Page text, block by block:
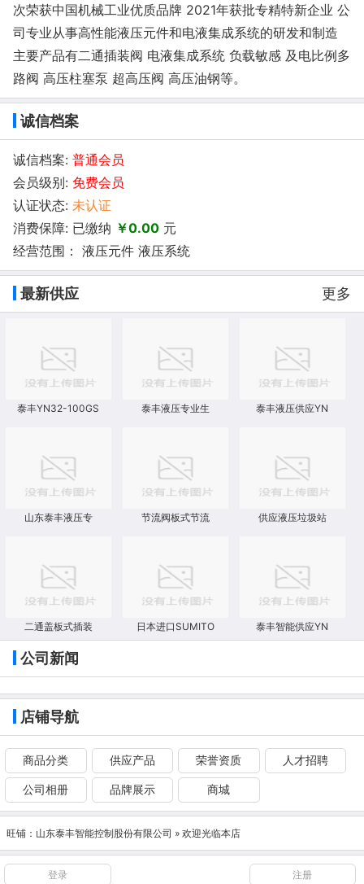
次荣获中国机械工业优质品牌 2021年获批专精特新企业 公
司专业从事高性能液压元件和电液集成系统的研发和制造
主要产品有二通插装阀 电液集成系统 负载敏感 及电比例多
路阀 高压柱塞泵 超高压阀 高压油钢等。
诚信档案
诚信档案: 普通会员
会员级别: 免费会员
认证状态: 未认证
消费保障: 已缴纳 ￥0.00 元
经营范围： 液压元件 液压系统
最新供应 更多
泰丰YN32-100GS 泰丰液压专业生 泰丰液压供应YN
山东泰丰液压专 节流阀板式节流 供应液压垃圾站
二通盖板式插装 日本进口SUMITO 泰丰智能供应YN
公司新闻
店铺导航
商品分类 供应产品 荣誉资质 人才招聘
公司相册 品牌展示 商城
旺铺： 山东泰丰智能控制股份有限公司 » 欢迎光临本店
登录 注册